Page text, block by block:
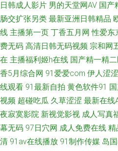
大香蕉91 豆花成人精品网 91免费视频
五月 超踫成人91 韩日VA 天天
日韩成人影片 男的天堂网AV 国产
肠交扩张另类 最新亚洲日韩精品
线 主播第一页 丁香五月网 性爱东
费无码 高清日韩无码视频 宗和网
在 主播福利姬h在线 国产精一精
香5月综合网 91爱爱com 伊人涩
线观看 91最新自拍 黄色软件91
视频 超碰吃瓜 久草涩涩 最新在线
夜寂寞影院 新视觉影视 成人写真
幕无码 97日穴网 成人免费在线 精
清 91av在线播放 91制作传媒 岛